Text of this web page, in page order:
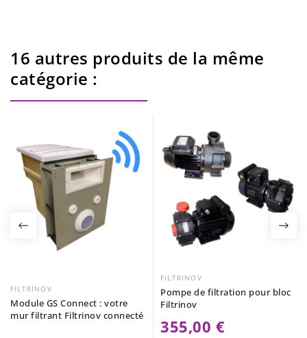
16 autres produits de la même
catégorie :
FILTRINOV
Module GS Connect : votre
mur filtrant Filtrinov connecté
FILTRINOV
Pompe de filtration pour bloc
Filtrinov
355,00 €